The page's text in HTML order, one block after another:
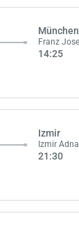
München
14:25
Izmir
21:30